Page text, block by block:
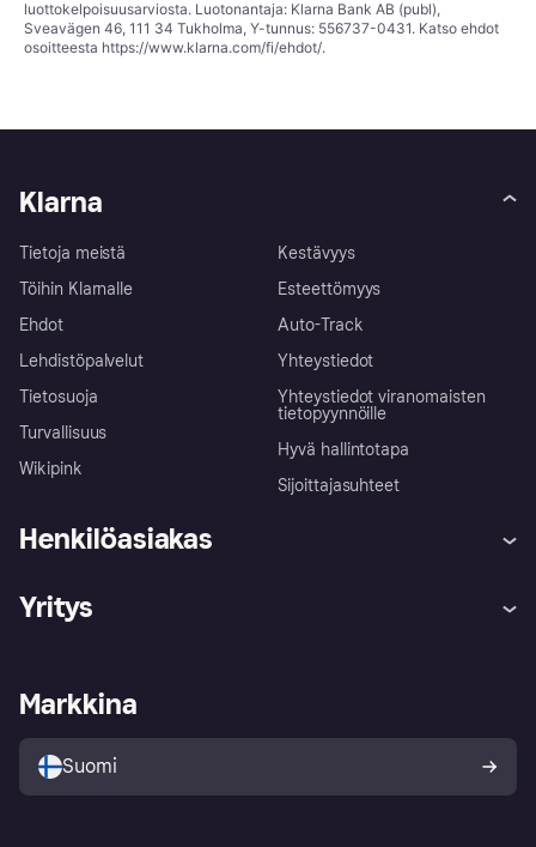
luottokelpoisuusarviosta. Luotonantaja: Klarna Bank AB (publ),
Sveavägen 46, 111 34 Tukholma, Y-tunnus: 556737-0431. Katso ehdot
osoitteesta https://www.klarna.com/fi/ehdot/.
Klarna
Tietoja meistä
Töihin Klarnalle
Ehdot
Lehdistöpalvelut
Tietosuoja
Turvallisuus
Wikipink
Kestävyys
Esteettömyys
Auto-Track
Yhteystiedot
Yhteystiedot viranomaisten
tietopyynnöille
Hyvä hallintotapa
Sijoittajasuhteet
Henkilöasiakas
Kirjaudu sisään
Tutustu kauppoihin
Ostajan turva
Yritys
Kirjaudu sisään yrityksenä
Markkina
Suomi